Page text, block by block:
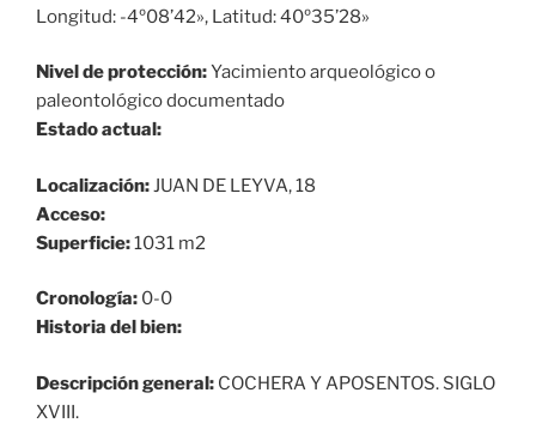
Longitud: -4º08’42», Latitud: 40º35’28»
Nivel de protección:Yacimiento arqueológico o
paleontológico documentado
Estado actual:
Localización:JUAN DE LEYVA, 18
Acceso:
Superficie:1031 m2
Cronología: 0-0
Historia del bien:
Descripción general: COCHERA Y APOSENTOS. SIGLO
XVIII.